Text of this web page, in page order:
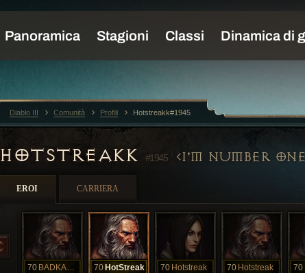
HOTSTREAKK #1945 I'M NUMBER ONE
EROI CARRIERA
70 BADKAKOW 70 HotStreak 70 Hotstreak 70 Hotstreak 70
Diablo III Comunità Profili Hotstreakk#1945